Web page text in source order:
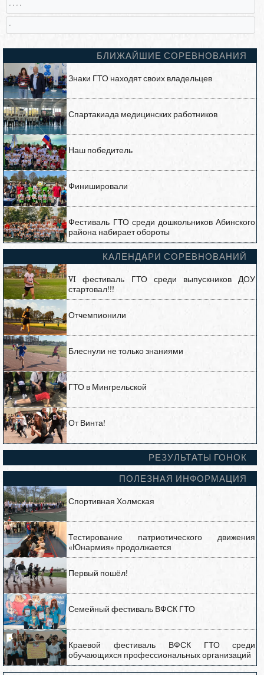
БЛИЖАЙШИЕ СОРЕВНОВАНИЯ
Знаки ГТО находят своих владельцев
Спартакиада медицинских работников
Наш победитель
Финишировали
Фестиваль ГТО среди дошкольников Абинского
района набирает обороты
КАЛЕНДАРИ СОРЕВНОВАНИЙ
VI фестиваль ГТО среди выпускников ДОУ
стартовал!!!
Отчемпионили
Блеснули не только знаниями
ГТО в Мингрельской
От Винта!
РЕЗУЛЬТАТЫ ГОНОК
ПОЛЕЗНАЯ ИНФОРМАЦИЯ
Спортивная Холмская
Тестирование патриотического движения
«Юнармия» продолжается
Первый пошёл!
Семейный фестиваль ВФСК ГТО
Краевой фестиваль ВФСК ГТО среди
обучающихся профессиональных организаций